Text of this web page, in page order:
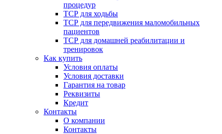
процедур
ТСР для ходьбы
ТСР для передвижения маломобильных
пациентов
ТСР для домашней реабилитации и
тренировок
Как купить
Условия оплаты
Условия доставки
Гарантия на товар
Реквизиты
Кредит
Контакты
О компании
Контакты